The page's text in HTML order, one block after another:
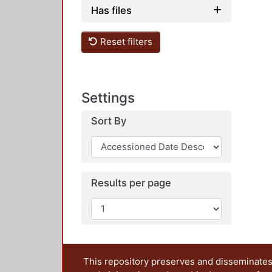
Has files
Reset filters
Settings
Sort By
Results per page
This repository preserves and